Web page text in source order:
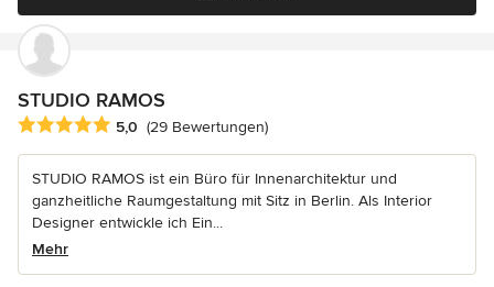
STUDIO RAMOS
Durchschnittliche Bewertung: 5 von 5 Sternen
5,0 (29 Bewertungen)
STUDIO RAMOS ist ein Büro für Innenarchitektur und
ganzheitliche Raumgestaltung mit Sitz in Berlin. Als Interior
Designer entwickle ich Ein...
Mehr